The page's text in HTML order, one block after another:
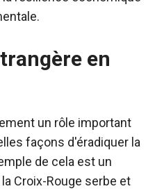
en
un rôle important
façons d'éradiquer la
de cela est un
Croix-Rouge serbe et